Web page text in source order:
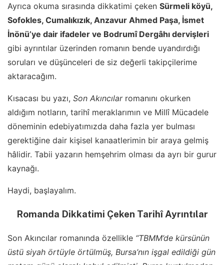
Ayrıca okuma sırasında dikkatimi çeken Sürmeli köyü,
Sofokles, Cumalıkızık, Anzavur Ahmed Paşa, İsmet
İnönü’ye dair ifadeler ve Bodrumî Dergâhı dervişleri
gibi ayrıntılar üzerinden romanın bende uyandırdığı
soruları ve düşünceleri de siz değerli takipçilerime
aktaracağım.
Kısacası bu yazı, Son Akıncılarromanını okurken
aldığım notların, tarihî meraklarımın ve Millî Mücadele
döneminin edebiyatımızda daha fazla yer bulması
gerektiğine dair kişisel kanaatlerimin bir araya gelmiş
hâlidir. Tabii yazarın hemşehrim olması da ayrı bir gurur
kaynağı.
Haydi, başlayalım.
Romanda Dikkatimi Çeken Tarihî Ayrıntılar
Son Akıncılar romanında özellikle “TBMM’de kürsünün
üstü siyah örtüyle örtülmüş, Bursa’nın işgal edildiği gün